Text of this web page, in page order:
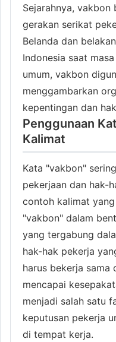
Sejarahnya, vakbon
gerakan serikat
Belanda dan
Indonesia saat
umum, vakbon
menggambarkan
kepentingan dan
Penggunaan
Kalimat
Kata "vakbon"
pekerjaan dan hak-
contoh kalimat
"vakbon" dalam
yang tergabung
hak-hak pekerja
harus bekerja sama
mencapai
menjadi salah satu
keputusan pekerja
di tempat kerja.